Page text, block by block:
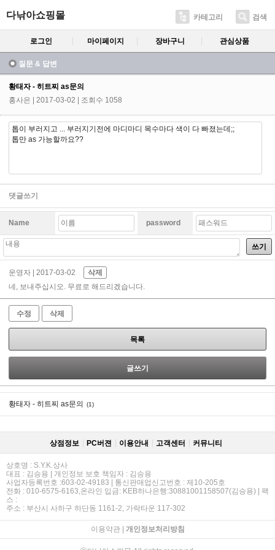
다낚아쇼핑몰 카테고리 검색
로그인 마이페이지 장바구니 관심상품
질문 & 답변
황태자 - 히트찌 as문의
홍사은 | 2017-03-02 | 조회수 1058
톱이 부러지고 ... 부러지기전에 마디마디 목수마다 색이 다 빠졌는데;;
톱만 as 가능할까요??
댓글쓰기
Name password
쓰기
운영자 | 2017-03-02
삭제
네, 보내주십시오. 무료로 해드리겠습니다.
수정 삭제
목록
글쓰기
황태자 - 히트찌 as문의 (1)
상점정보 PC버젼 이용안내 고객센터 커뮤니티
상호명 : S.Y.K.상사
대표 : 김승용 | 개인정보 보호 책임자 : 김승용
사업자등록번호 :603-02-49183 | 통신판매업신고번호 : 제10-205호
전화 : 010-6575-6163,온라인 입금: KEB하나은행:30881001158507(김승용) | 팩
스 :
주소 : 부산시 사하구 하단동 1161-2, 가락타운 117-302
이용약관| 개인정보처리방침